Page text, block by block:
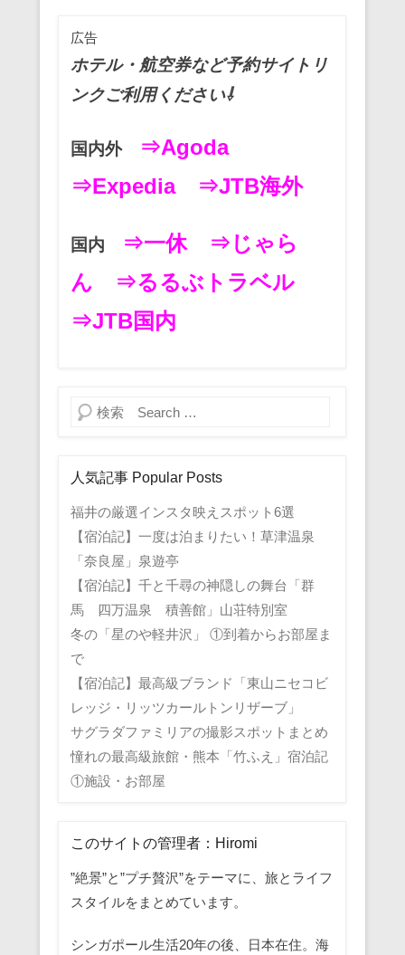
o
o
k
広告
ホテル・航空券など予約サイトリ
ンクご利用ください⇩
国内外
⇒Agoda
⇒Expedia
⇒JTB海外
国内 ⇒一休
⇒じゃら
ん
⇒るるぶトラベル
⇒JTB国内
検索
人気記事 Popular Posts
福井の厳選インスタ映えスポット6選
【宿泊記】一度は泊まりたい！草津温泉
「奈良屋」泉遊亭
【宿泊記】千と千尋の神隠しの舞台「群
馬 四万温泉 積善館」山荘特別室
冬の「星のや軽井沢」 ①到着からお部屋ま
で
【宿泊記】最高級ブランド「東山ニセコビ
レッジ・リッツカールトンリザーブ」
サグラダファミリアの撮影スポットまとめ
憧れの最高級旅館・熊本「竹ふえ」宿泊記
①施設・お部屋
このサイトの管理者：Hiromi
”絶景”と”プチ贅沢”をテーマに、旅とライフ
スタイルをまとめています。
シンガポール生活20年の後、日本在住。海